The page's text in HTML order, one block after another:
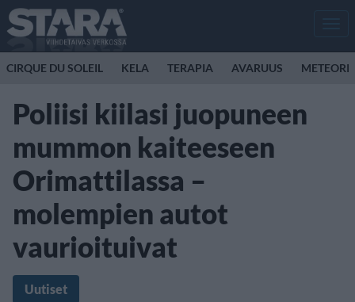
CIRQUE DU SOLEIL KELA TERAPIA AVARUUS METEORI
Poliisi kiilasi juopuneen
mummon kaiteeseen
Orimattilassa –
molempien autot
vaurioituivat
Uutiset